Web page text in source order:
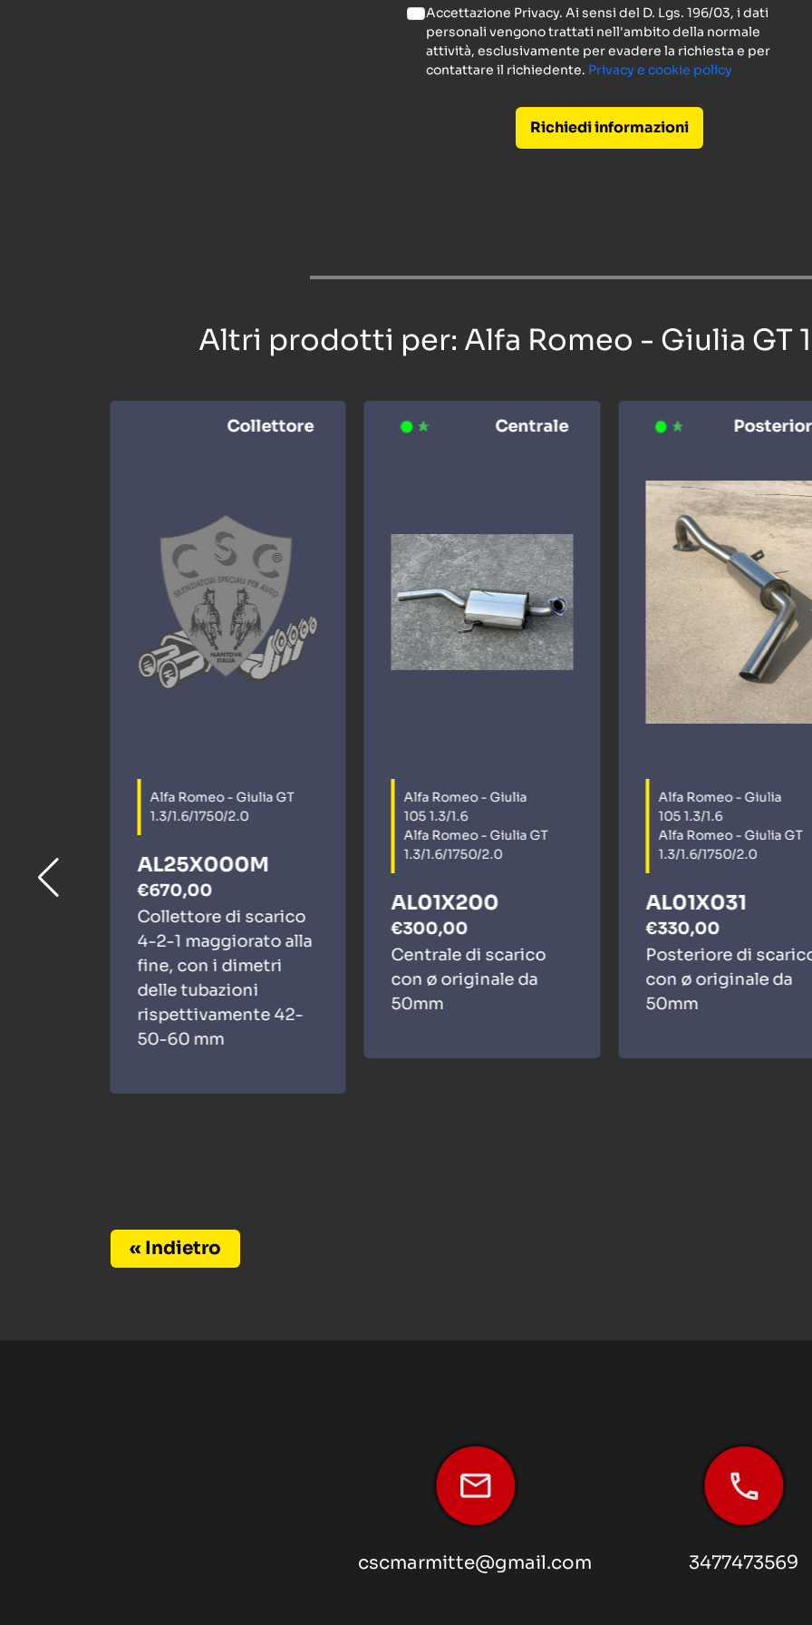
Accettazione Privacy. Ai sensi del D. Lgs. 196/03, i dati
personali vengono trattati nell'ambito della normale
attività, esclusivamente per evadere la richiesta e per
contattare il richiedente. Privacy e cookie policy
Richiedi informazioni
Altri prodotti per: Alfa Romeo - Giulia GT
Collettore
Alfa Romeo - Giulia GT
1.3/1.6/1750/2.0
AL25X000M
€670,00
Collettore di scarico
4-2-1 maggiorato alla
fine, con i dimetri
delle tubazioni
rispettivamente 42-
50-60 mm
Centrale
Alfa Romeo - Giulia
105 1.3/1.6
Alfa Romeo - Giulia GT
1.3/1.6/1750/2.0
AL01X200
€300,00
Centrale di scarico
con ø originale da
50mm
Alfa Romeo - Giulia
105 1.3/1.6
Alfa Romeo - Giulia GT
1.3/1.6/1750/2.0
AL01X031
€330,00
Posteriore di
con ø originale da
50mm
« Indietro
cscmarmitte@gmail.com 3477473569